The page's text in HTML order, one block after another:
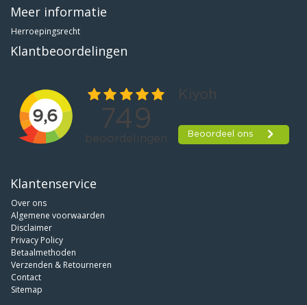
Meer informatie
Herroepingsrecht
Klantbeoordelingen
Klantenservice
Over ons
Algemene voorwaarden
Disclaimer
Privacy Policy
Betaalmethoden
Verzenden & Retourneren
Contact
Sitemap